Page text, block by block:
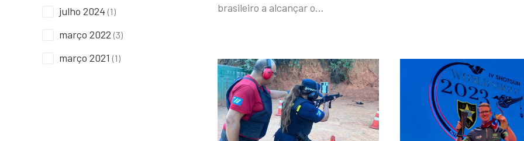
julho 2024 (1)
março 2022 (3)
março 2021 (1)
brasileiro a alcançar o…